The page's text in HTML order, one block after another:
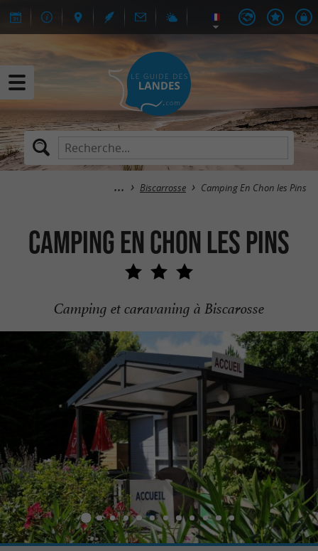
Biscarrosse Camping En Chon les Pins
Camping En Chon les Pins
Camping et caravaning à Biscarosse